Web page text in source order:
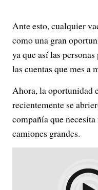
Ante esto, cualquier
como una gran
ya que así las
las cuentas que mes a
Ahora, la oportunidad
recientemente se
compañía que
camiones grandes.